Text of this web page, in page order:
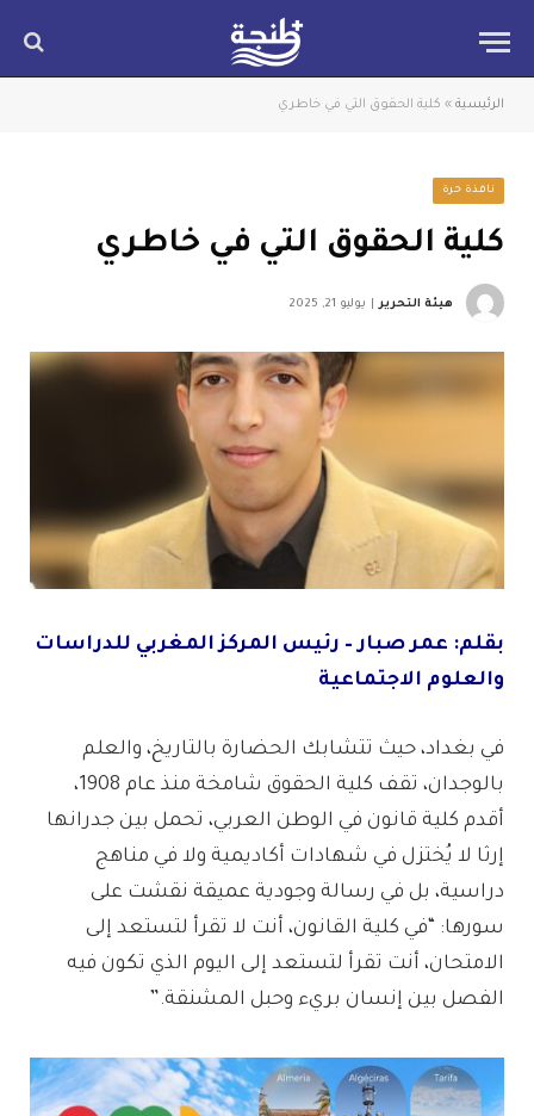
الرئيسية » كلية الحقوق التي في خاطري
نافذة حرة
كلية الحقوق التي في خاطري
هيئة التحرير يوليو 21, 2025
بقلم: عمر صبار – رئيس المركز المغربي للدراسات
والعلوم الاجتماعية
في بغداد، حيث تتشابك الحضارة بالتاريخ، والعلم
بالوجدان، تقف كلية الحقوق شامخة منذ عام 1908،
أقدم كلية قانون في الوطن العربي، تحمل بين جدرانها
إرثا لا يُختزل في شهادات أكاديمية ولا في مناهج
دراسية، بل في رسالة وجودية عميقة نقشت على
سورها: “في كلية القانون، أنت لا تقرأ لتستعد إلى
الامتحان، أنت تقرأ لتستعد إلى اليوم الذي تكون فيه
الفصل بين إنسان بريء وحبل المشنقة.”